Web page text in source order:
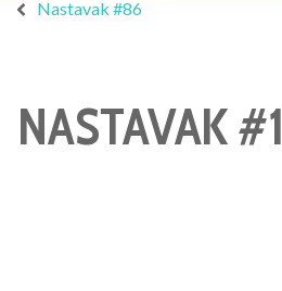
Nastavak #86
NASTAVAK